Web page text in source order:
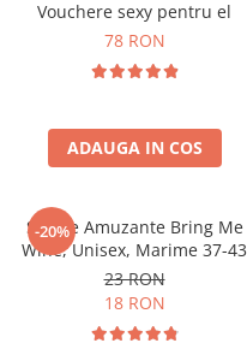
Vouchere sexy pentru el
78 RON
ADAUGA IN COS
-20%
Sosete Amuzante Bring Me
Wine, Unisex, Marime 37-43
23 RON
18 RON